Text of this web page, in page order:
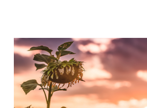
<고독한 미식가>의 함미